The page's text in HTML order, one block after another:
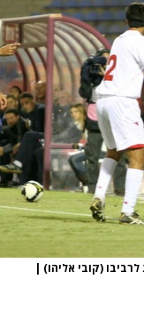
(קובי אליהו) |